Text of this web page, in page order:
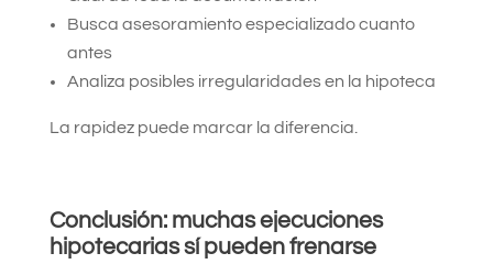
Busca asesoramiento especializado cuanto
antes
Analiza posibles irregularidades en la hipoteca
La rapidez puede marcar la diferencia.
Conclusión: muchas ejecuciones
hipotecarias sí pueden frenarse